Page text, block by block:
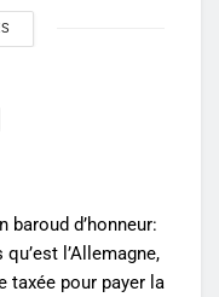
d’honneur:
l’Allemagne,
taxée pour payer la